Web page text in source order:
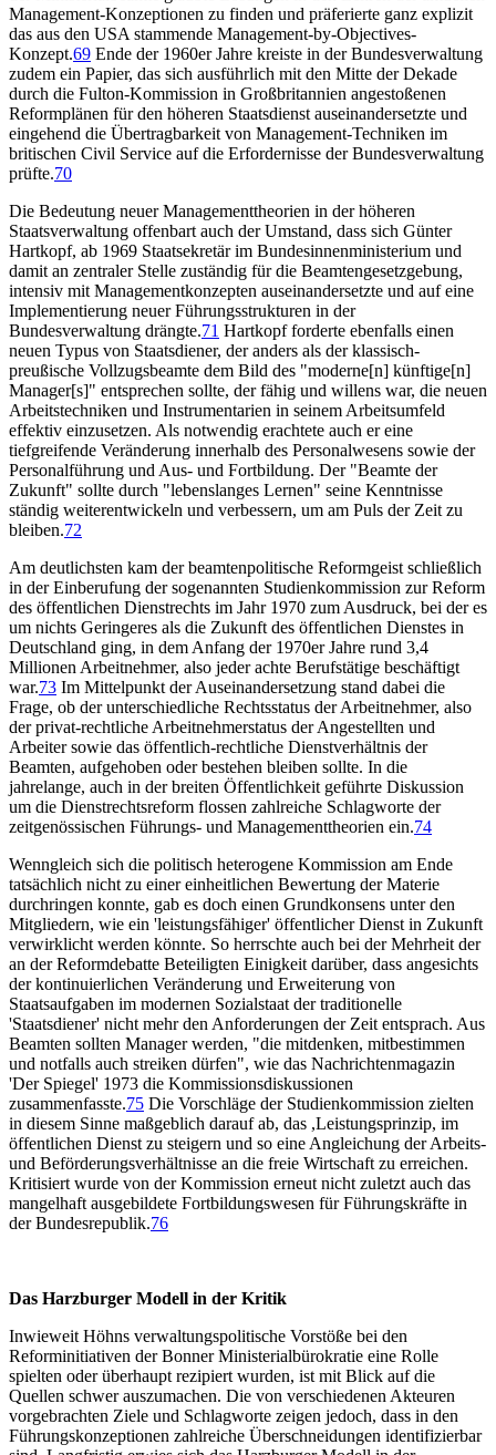
Management-Konzeptionen zu finden und präferierte ganz explizit
das aus den USA stammende Management-by-Objectives-
Konzept.69 Ende der 1960er Jahre kreiste in der Bundesverwaltung
zudem ein Papier, das sich ausführlich mit den Mitte der Dekade
durch die Fulton-Kommission in Großbritannien angestoßenen
Reformplänen für den höheren Staatsdienst auseinandersetzte und
eingehend die Übertragbarkeit von Management-Techniken im
britischen Civil Service auf die Erfordernisse der Bundesverwaltung
prüfte.70
Die Bedeutung neuer Managementtheorien in der höheren
Staatsverwaltung offenbart auch der Umstand, dass sich Günter
Hartkopf, ab 1969 Staatsekretär im Bundesinnenministerium und
damit an zentraler Stelle zuständig für die Beamtengesetzgebung,
intensiv mit Managementkonzepten auseinandersetzte und auf eine
Implementierung neuer Führungsstrukturen in der
Bundesverwaltung drängte.71 Hartkopf forderte ebenfalls einen
neuen Typus von Staatsdiener, der anders als der klassisch-
preußische Vollzugsbeamte dem Bild des "moderne[n] künftige[n]
Manager[s]" entsprechen sollte, der fähig und willens war, die neuen
Arbeitstechniken und Instrumentarien in seinem Arbeitsumfeld
effektiv einzusetzen. Als notwendig erachtete auch er eine
tiefgreifende Veränderung innerhalb des Personalwesens sowie der
Personalführung und Aus- und Fortbildung. Der "Beamte der
Zukunft" sollte durch "lebenslanges Lernen" seine Kenntnisse
ständig weiterentwickeln und verbessern, um am Puls der Zeit zu
bleiben.72
Am deutlichsten kam der beamtenpolitische Reformgeist schließlich
in der Einberufung der sogenannten Studienkommission zur Reform
des öffentlichen Dienstrechts im Jahr 1970 zum Ausdruck, bei der es
um nichts Geringeres als die Zukunft des öffentlichen Dienstes in
Deutschland ging, in dem Anfang der 1970er Jahre rund 3,4
Millionen Arbeitnehmer, also jeder achte Berufstätige beschäftigt
war.73 Im Mittelpunkt der Auseinandersetzung stand dabei die
Frage, ob der unterschiedliche Rechtsstatus der Arbeitnehmer, also
der privat-rechtliche Arbeitnehmerstatus der Angestellten und
Arbeiter sowie das öffentlich-rechtliche Dienstverhältnis der
Beamten, aufgehoben oder bestehen bleiben sollte. In die
jahrelange, auch in der breiten Öffentlichkeit geführte Diskussion
um die Dienstrechtsreform flossen zahlreiche Schlagworte der
zeitgenössischen Führungs- und Managementtheorien ein.74
Wenngleich sich die politisch heterogene Kommission am Ende
tatsächlich nicht zu einer einheitlichen Bewertung der Materie
durchringen konnte, gab es doch einen Grundkonsens unter den
Mitgliedern, wie ein 'leistungsfähiger' öffentlicher Dienst in Zukunft
verwirklicht werden könnte. So herrschte auch bei der Mehrheit der
an der Reformdebatte Beteiligten Einigkeit darüber, dass angesichts
der kontinuierlichen Veränderung und Erweiterung von
Staatsaufgaben im modernen Sozialstaat der traditionelle
'Staatsdiener' nicht mehr den Anforderungen der Zeit entsprach. Aus
Beamten sollten Manager werden, "die mitdenken, mitbestimmen
und notfalls auch streiken dürfen", wie das Nachrichtenmagazin
'Der Spiegel' 1973 die Kommissionsdiskussionen
zusammenfasste.75 Die Vorschläge der Studienkommission zielten
in diesem Sinne maßgeblich darauf ab, das ,Leistungsprinzip, im
öffentlichen Dienst zu steigern und so eine Angleichung der Arbeits-
und Beförderungsverhältnisse an die freie Wirtschaft zu erreichen.
Kritisiert wurde von der Kommission erneut nicht zuletzt auch das
mangelhaft ausgebildete Fortbildungswesen für Führungskräfte in
der Bundesrepublik.76
Das Harzburger Modell in der Kritik
Inwieweit Höhns verwaltungspolitische Vorstöße bei den
Reforminitiativen der Bonner Ministerialbürokratie eine Rolle
spielten oder überhaupt rezipiert wurden, ist mit Blick auf die
Quellen schwer auszumachen. Die von verschiedenen Akteuren
vorgebrachten Ziele und Schlagworte zeigen jedoch, dass in den
Führungskonzeptionen zahlreiche Überschneidungen identifizierbar